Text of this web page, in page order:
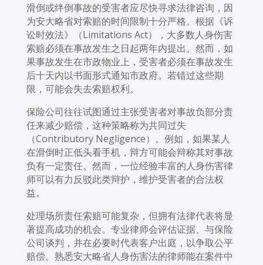
滑倒或绊倒事故的受害者应尽快寻求法律咨询，因
为安大略省对索赔的时间限制十分严格。根据《诉
讼时效法》（Limitations Act），大多数人身伤害
索赔必须在事故发生之日起两年内提出。然而，如
果事故发生在市政物业上，受害者必须在事故发生
后十天内以书面形式通知市政府。若错过这些期
限，可能会失去索赔权利。
保险公司往往试图通过主张受害者对事故负部分责
任来减少赔偿，这种策略称为共同过失
（Contributory Negligence）。例如，如果某人
在滑倒时正低头看手机，辩方可能会辩称其对事故
负有一定责任。然而，一位经验丰富的人身伤害律
师可以有力反驳此类辩护，维护受害者的合法权
益。
处理场所责任索赔可能复杂，但拥有法律代表将显
著提高成功的机会。专业律师会评估证据、与保险
公司谈判，并在必要时代表客户出庭，以争取公平
赔偿。熟悉安大略省人身伤害法的律师能在案件中